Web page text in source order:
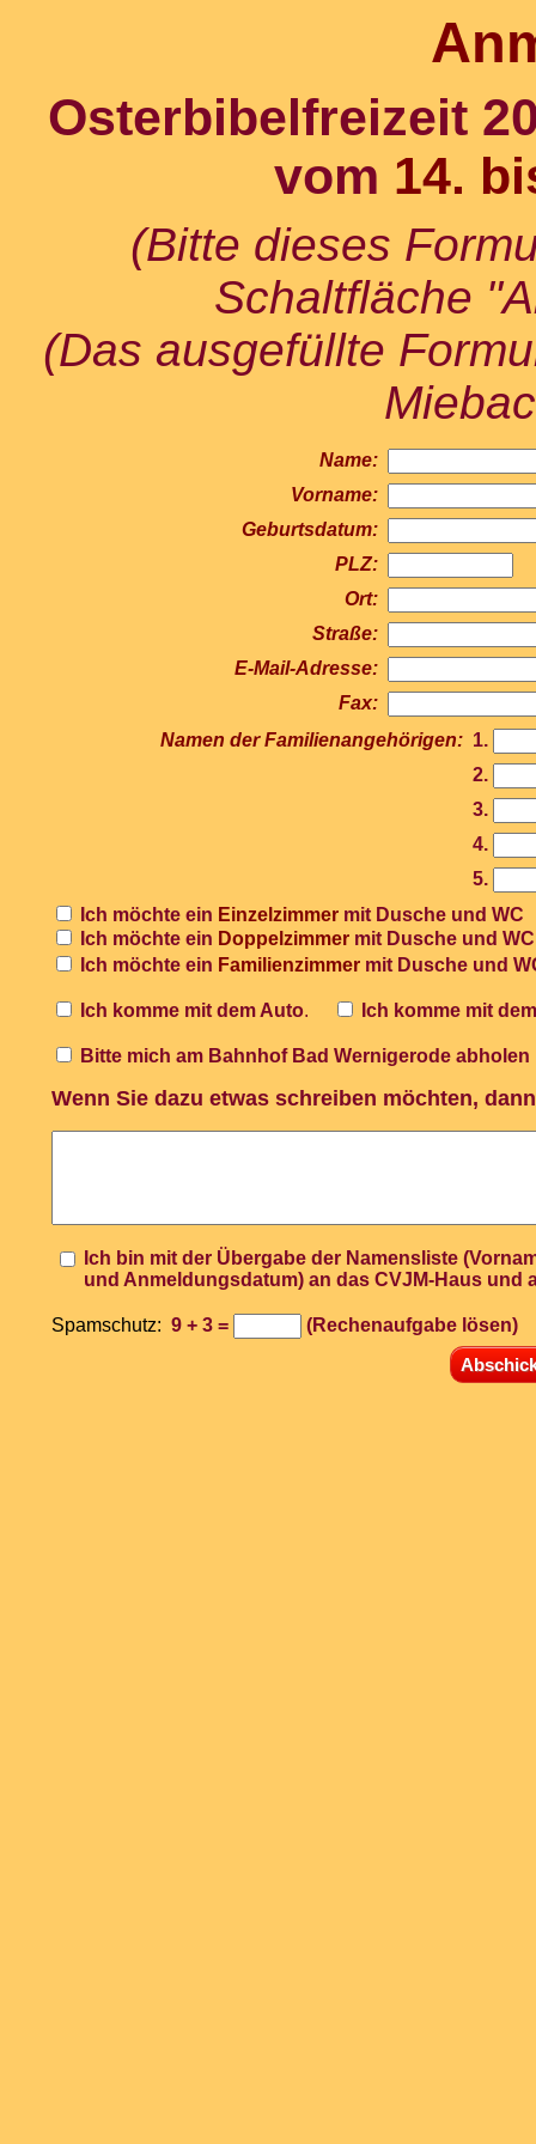
Osterbibelfreizeit
vom 14.
(Bitte dieses
Schaltfläche
(Das ausgefüllte
Name:
Vorname:
Geburtsdatum:
PLZ:
Ort:
Straße:
E-Mail-Adresse:
Fax:
Namen der Familienangehörigen: 1.
2.
3.
4.
5.
Ich möchte ein Einzelzimmer mit Dusche und WC
Ich möchte ein Doppelzimmer mit Dusche und
Ich möchte ein Familienzimmer mit Dusche und
Ich komme mit dem Auto. Ich komme mit
Bitte mich am Bahnhof Bad Wernigerode abholen
Wenn Sie dazu etwas schreiben möchten,
Ich bin mit der Übergabe der Namensliste
und Anmeldungsdatum) an das CVJM-Haus und
Spamschutz: 9 + 3 = (Rechenaufgabe lösen)